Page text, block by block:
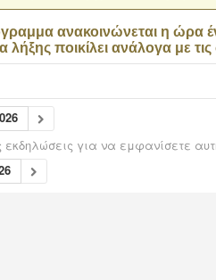
ανακοινώνεται η ώρα
λήξης ποικίλει ανάλογα με
για να εμφανίσετε